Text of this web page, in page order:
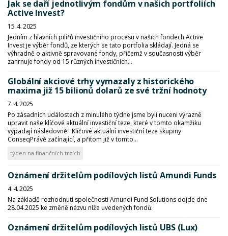
Jak se daří jednotlivým fondům v našich portfoliích
Active Invest?
15. 4. 2025
Jedním z hlavních pilířů investičního procesu v našich fondech Active
Invest je výběr fondů, ze kterých se tato portfolia skládají. Jedná se
výhradně o aktivně spravované fondy, přičemž v současnosti výběr
zahrnuje fondy od 15 různých investičních...
Globální akciové trhy vymazaly z historického
maxima již 15 bilionů dolarů ze své tržní hodnoty
7. 4. 2025
Po zásadních událostech z minulého týdne jsme byli nuceni výrazně
upravit naše klíčové aktuální investiční teze, které v tomto okamžiku
vypadají následovně: Klíčové aktuální investiční teze skupiny
ConseqPrávě začínající, a přitom již v tomto...
týden na finančních trzích
Oznámení držitelům podílových listů Amundi Funds
4. 4. 2025
Na základě rozhodnutí společnosti Amundi Fund Solutions dojde dne
28.04.2025 ke změně názvu níže uvedených fondů:
Oznámení držitelům podílových listů UBS (Lux)